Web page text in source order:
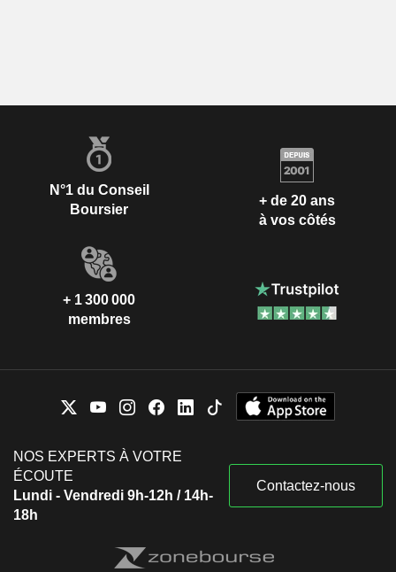
N°1 du Conseil
Boursier
+ de 20 ans
à vos côtés
+ 1 300 000
membres
NOS EXPERTS À VOTRE
ÉCOUTE
Lundi - Vendredi 9h-12h / 14h-
18h
Contactez-nous